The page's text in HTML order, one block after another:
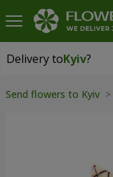
Delivery toKyiv?
Delivery toKyiv
Send flowers to Kyiv >